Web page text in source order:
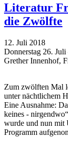
Literatur
die Zwölfte
12. Juli 2018
Donnerstag 26.
Grether Innenhof,
Zum zwölften Mal
unter nächtlichem
Eine Ausnahme:
keines -
wurde und nun mit
Programm